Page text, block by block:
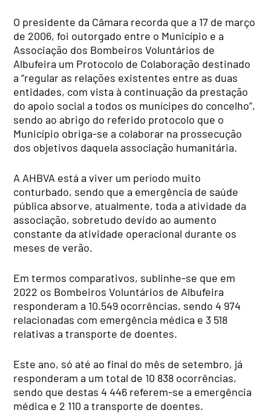
O presidente da Câmara recorda que a 17 de março
de 2006, foi outorgado entre o Município e a
Associação dos Bombeiros Voluntários de
Albufeira um Protocolo de Colaboração destinado
a “regular as relações existentes entre as duas
entidades, com vista à continuação da prestação
do apoio social a todos os munícipes do concelho”,
sendo ao abrigo do referido protocolo que o
Município obriga-se a colaborar na prossecução
dos objetivos daquela associação humanitária.
A AHBVA está a viver um período muito
conturbado, sendo que a emergência de saúde
pública absorve, atualmente, toda a atividade da
associação, sobretudo devido ao aumento
constante da atividade operacional durante os
meses de verão.
Em termos comparativos, sublinhe-se que em
2022 os Bombeiros Voluntários de Albufeira
responderam a 10.549 ocorrências, sendo 4 974
relacionadas com emergência médica e 3 518
relativas a transporte de doentes.
Este ano, só até ao final do mês de setembro, já
responderam a um total de 10 838 ocorrências,
sendo que destas 4 446 referem-se a emergência
médica e 2 110 a transporte de doentes.